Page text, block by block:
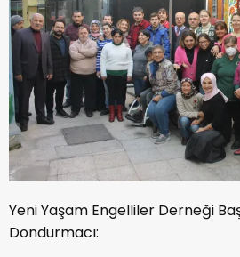
Yeni Yaşam Engelliler Derneği
Dondurmacı: